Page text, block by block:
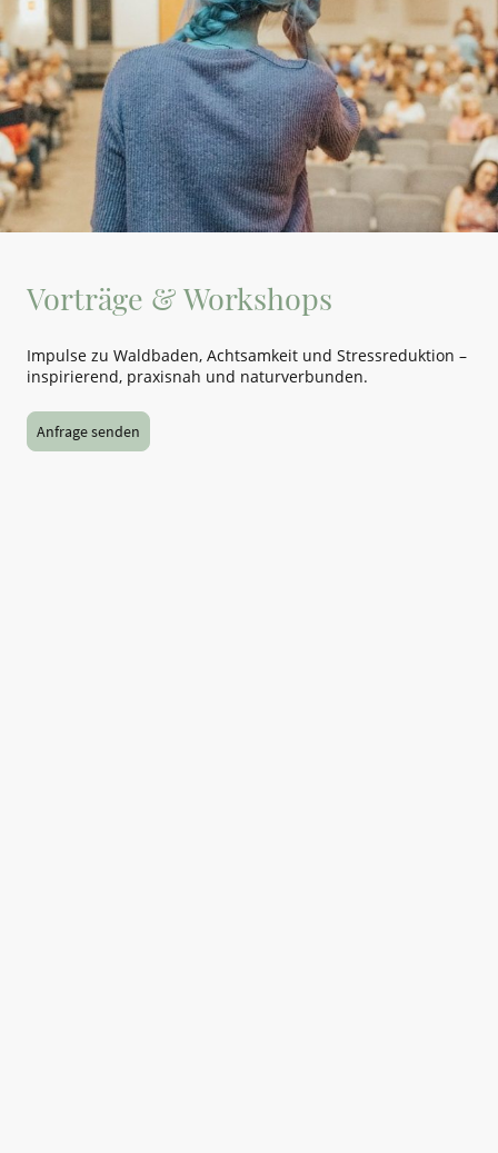
Vorträge & Workshops
Impulse zu Waldbaden, Achtsamkeit und Stressreduktion –
inspirierend, praxisnah und naturverbunden.
Anfrage senden